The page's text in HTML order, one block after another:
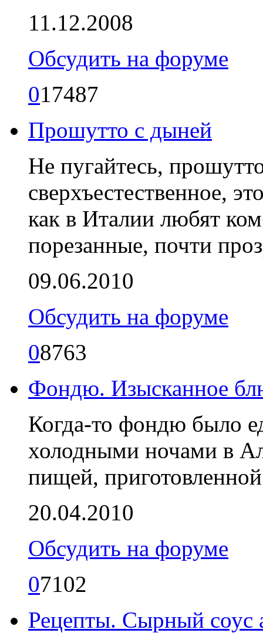
11.12.2008
Обсудить на форуме
017487
Прошутто с дыней
Не пугайтесь,
сверхъестественное,
как в Италии любят
порезанные, почти
09.06.2010
Обсудить на форуме
08763
Фондю. Изысканное
Когда-то фондю было
холодными ночами в
пищей,
20.04.2010
Обсудить на форуме
07102
Рецепты. Сырный соус